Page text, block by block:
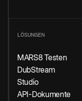
LÖSUNGEN
MARS8 Testen
DubStream
Studio
API-Dokumente